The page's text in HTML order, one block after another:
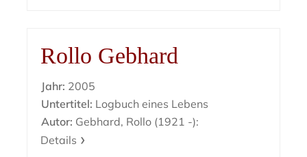
Rollo Gebhard
Jahr: 2005
Untertitel: Logbuch eines Lebens
Autor: Gebhard, Rollo (1921 -):
Details